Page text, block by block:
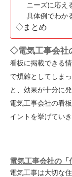
ニーズに応え
具体例でわか
◇まとめ
◇電気工事会社
看板に掲載できる
で煩雑としてしま
と、効果が十分に
電気工事会社の看
イントを挙げていき
電気工事会社の「
電気工事は大切な